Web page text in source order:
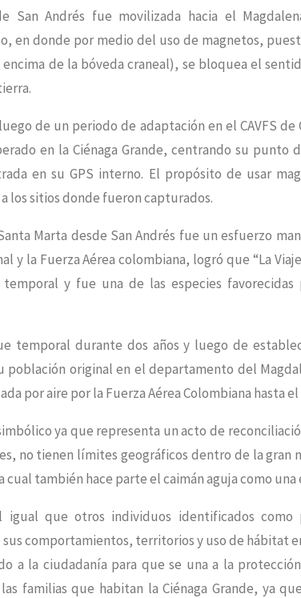
San Andrés fue movilizada hacia el
en donde por medio del uso de magnetos,
de la bóveda craneal), se bloquea el
de un periodo de adaptación en el CAVFS de
en la Ciénaga Grande, centrando su punto
en su GPS interno. El propósito de usar
los sitios donde fueron capturados.
Marta desde San Andrés fue un esfuerzo
y la Fuerza Aérea colombiana, logró que “La
y fue una de las especies
temporal durante dos años y luego de
original en el departamento del
por aire por la Fuerza Aérea Colombiana hasta
ya que representa un acto de
no tienen límites geográficos dentro de la gran
cual también hace parte el caimán aguja como
igual que otros individuos identificados
comportamientos, territorios y uso de hábitat
a la ciudadanía para que se una a la
familias que habitan la Ciénaga Grande, ya